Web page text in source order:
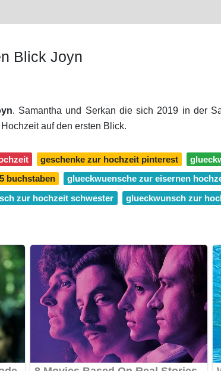
Blick Joyn
. Samantha und Serkan die sich 2019 in der
auf den ersten Blick.
geschenke zur hochzeit pinterest
buchstaben
glueckwuensche zur eisernen
zur hochzeit schwester
glueckwunsch zur